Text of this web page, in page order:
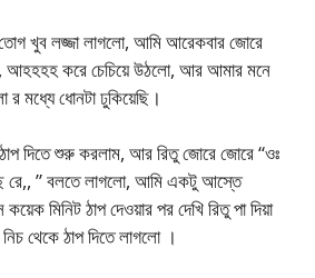
খুব লজ্জা লাগলো, আমি আরেকবার জোরে
আহহহহ করে চেচিয়ে উঠলো, আর আমার মনে
মধ্যে ধোনটা ঢুকিয়েছি।
দিতে শুরু করলাম, আর রিতু জোরে জোরে “ওঃ
রে,, ” বলতে লাগলো, আমি একটু আস্তে
মিনিট ঠাপ দেওয়ার পর দেখি রিতু পা দিয়া
থেকে ঠাপ দিতে লাগলো ।